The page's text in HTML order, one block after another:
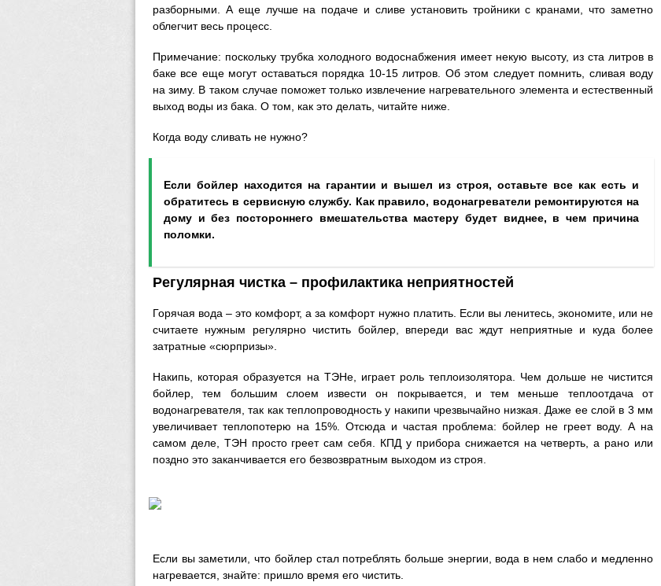
разборными. А еще лучше на подаче и сливе установить тройники с кранами, что заметно
облегчит весь процесс.
Примечание: поскольку трубка холодного водоснабжения имеет некую высоту, из ста литров в
баке все еще могут оставаться порядка 10-15 литров. Об этом следует помнить, сливая воду
на зиму. В таком случае поможет только извлечение нагревательного элемента и естественный
выход воды из бака. О том, как это делать, читайте ниже.
Когда воду сливать не нужно?
Если бойлер находится на гарантии и вышел из строя, оставьте все как есть и
обратитесь в сервисную службу. Как правило, водонагреватели ремонтируются на
дому и без постороннего вмешательства мастеру будет виднее, в чем причина
поломки.
Регулярная чистка – профилактика неприятностей
Горячая вода – это комфорт, а за комфорт нужно платить. Если вы ленитесь, экономите, или не
считаете нужным регулярно чистить бойлер, впереди вас ждут неприятные и куда более
затратные «сюрпризы».
Накипь, которая образуется на ТЭНе, играет роль теплоизолятора. Чем дольше не чистится
бойлер, тем большим слоем извести он покрывается, и тем меньше теплоотдача от
водонагревателя, так как теплопроводность у накипи чрезвычайно низкая. Даже ее слой в 3 мм
увеличивает теплопотерю на 15%. Отсюда и частая проблема: бойлер не греет воду. А на
самом деле, ТЭН просто греет сам себя. КПД у прибора снижается на четверть, а рано или
поздно это заканчивается его безвозвратным выходом из строя.
Если вы заметили, что бойлер стал потреблять больше энергии, вода в нем слабо и медленно
нагревается, знайте: пришло время его чистить.